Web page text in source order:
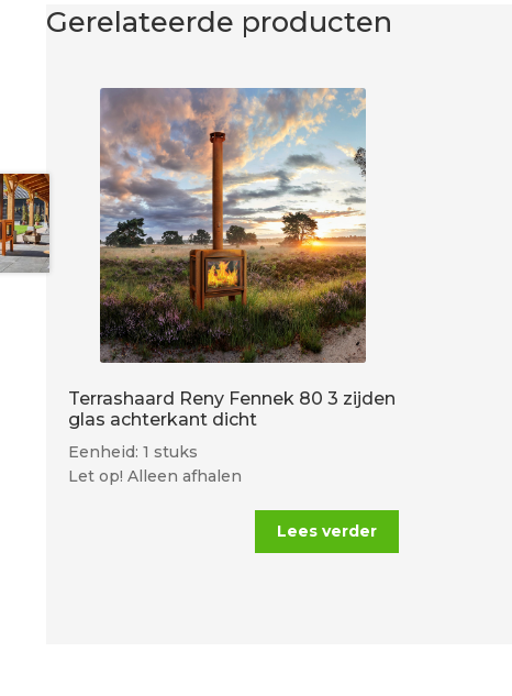
Gerelateerde producten
Terrashaard Reny Fennek 80 3 zijden
glas achterkant dicht
Eenheid: 1 stuks
Let op! Alleen afhalen
Lees verder